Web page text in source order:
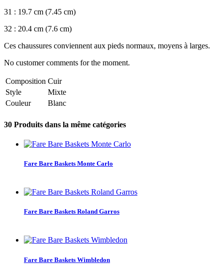
31 : 19.7 cm (7.45 cm)
32 : 20.4 cm (7.6 cm)
Ces chaussures conviennent aux pieds normaux, moyens à larges.
No customer comments for the moment.
Composition Cuir
Style
Mixte
Couleur
Blanc
30 Produits dans la même catégories
Fare Bare Baskets Monte Carlo
Fare Bare Baskets Roland Garros
Fare Bare Baskets Wimbledon